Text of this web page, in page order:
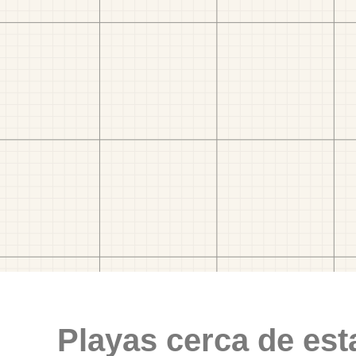
Playas cerca de